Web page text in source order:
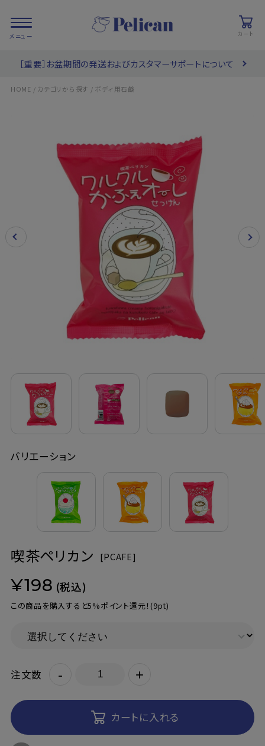
カート
PRODUCTS / 商品を探す
COLLECTIONS / ブランド一覧
お問い合わせ
ご利用案内
よくあるご質問
会員登録でお得
NEWS一覧
利用規約
［重要］お盆期間の発送およびカスタマーサポートについて
HOME / カテゴリから探す / ボディ用石鹸
バリエーション
喫茶ペリカン [PCAFE]
¥198 (税込)
この商品を購入すると5%ポイント還元！ (9pt)
注文数 - +
カートに入れる